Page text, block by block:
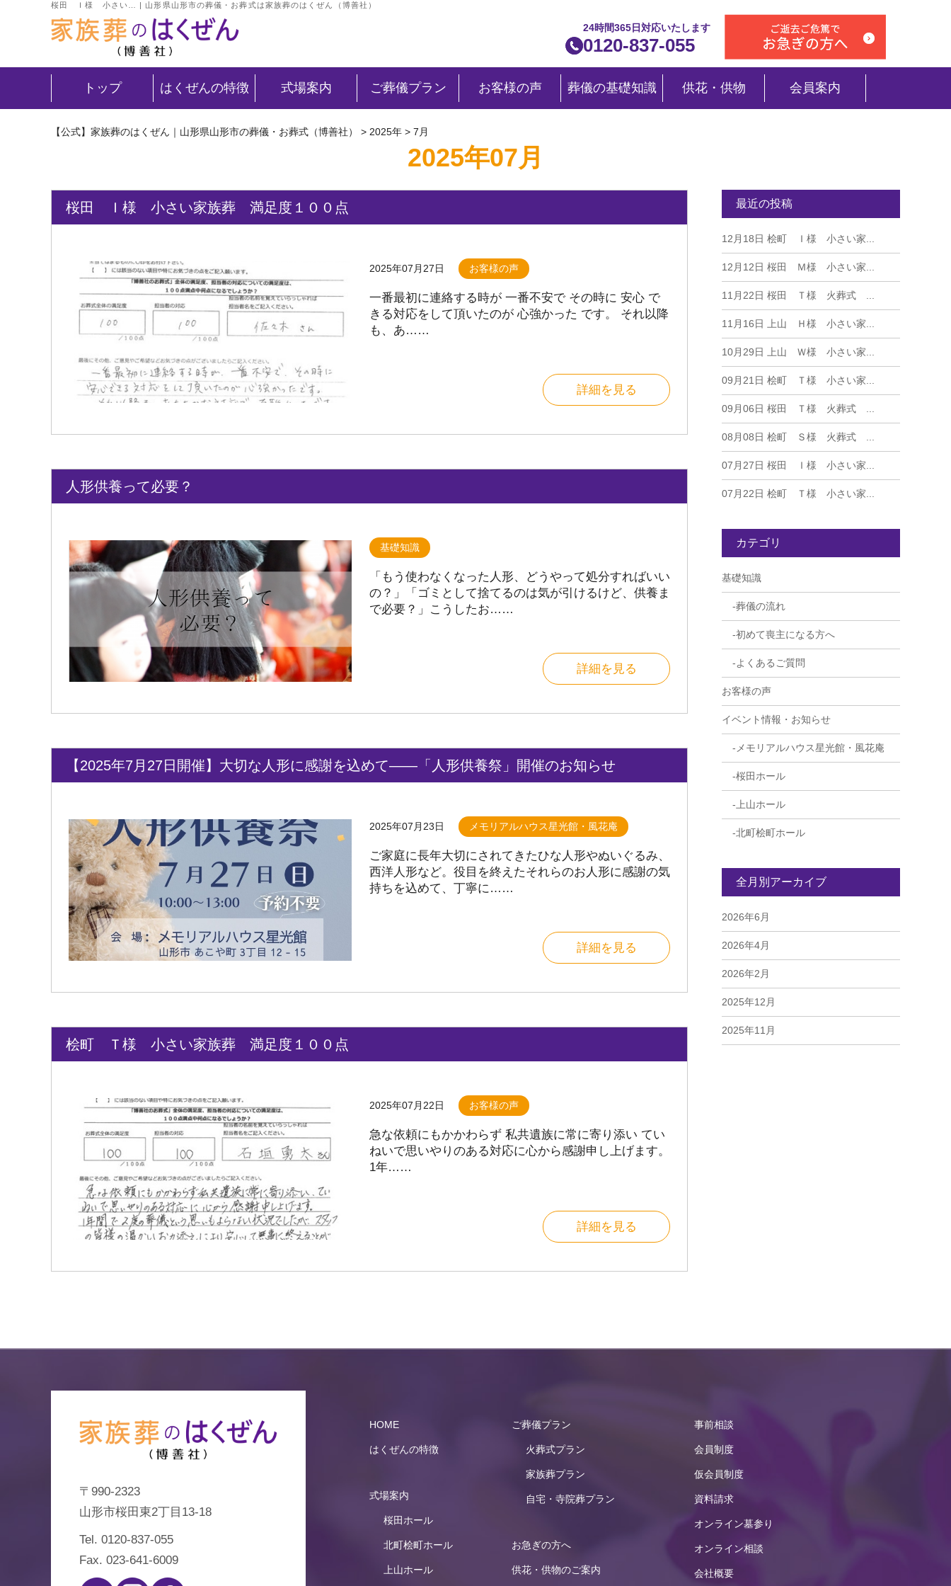
桜田 Ｉ様 小さい… | 山形県山形市の葬儀・お葬式は家族葬のはくぜん（博善社）
24時間365日対応いたします
0120-837-055
トップ はくぜんの特徴 式場案内 ご葬儀プラン お客様の声 葬儀の基礎知識 供花・供物 会員案内
【公式】家族葬のはくぜん｜山形県山形市の葬儀・お葬式（博善社） > 2025年 > 7月
2025年07月
桜田 Ｉ様 小さい家族葬 満足度１００点
2025年07月27日 お客様の声
一番最初に連絡する時が 一番不安で その時に 安心 で
きる対応をして頂いたのが 心強かった です。 それ以降
も、あ……
詳細を見る
人形供養って必要？
基礎知識
「もう使わなくなった人形、どうやって処分すればいい
の？」「ゴミとして捨てるのは気が引けるけど、供養ま
で必要？」こうしたお……
詳細を見る
【2025年7月27日開催】大切な人形に感謝を込めて――「人形供養祭」開催のお知らせ
2025年07月23日 メモリアルハウス星光館・風花庵
ご家庭に長年大切にされてきたひな人形やぬいぐるみ、
西洋人形など。役目を終えたそれらのお人形に感謝の気
持ちを込めて、丁寧に……
詳細を見る
桧町 Ｔ様 小さい家族葬 満足度１００点
2025年07月22日 お客様の声
急な依頼にもかかわらず 私共遺族に常に寄り添い てい
ねいで思いやりのある対応に心から感謝申し上げます。
1年……
詳細を見る
最近の投稿
12月18日 桧町 Ｉ様 小さい家...
12月12日 桜田 Ｍ様 小さい家...
11月22日 桜田 Ｔ様 火葬式 ...
11月16日 上山 Ｈ様 小さい家...
10月29日 上山 Ｗ様 小さい家...
09月21日 桧町 Ｔ様 小さい家...
09月06日 桜田 Ｔ様 火葬式 ...
08月08日 桧町 Ｓ様 火葬式 ...
07月27日 桜田 Ｉ様 小さい家...
07月22日 桧町 Ｔ様 小さい家...
カテゴリ
基礎知識
葬儀の流れ
初めて喪主になる方へ
よくあるご質問
お客様の声
イベント情報・お知らせ
メモリアルハウス星光館・風花庵
桜田ホール
上山ホール
北町桧町ホール
全月別アーカイブ
2026年6月
2026年4月
2026年2月
2025年12月
2025年11月
2024年9月
2024年8月
2024年4月
〒990-2323
山形市桜田東2丁目13-18
Tel. 0120-837-055
Fax. 023-641-6009
HOME
はくぜんの特徴
式場案内
桜田ホール
北町桧町ホール
上山ホール
ご葬儀プラン
火葬式プラン
家族葬プラン
自宅・寺院葬プラン
お急ぎの方へ
供花・供物のご案内
事前相談
会員制度
仮会員制度
資料請求
オンライン墓参り
オンライン相談
会社概要